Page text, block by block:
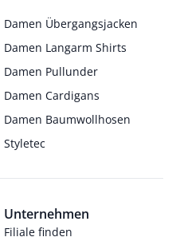
Damen Übergangsjacken
Damen Langarm Shirts
Damen Pullunder
Damen Cardigans
Damen Baumwollhosen
Styletec
Unternehmen
Filiale finden